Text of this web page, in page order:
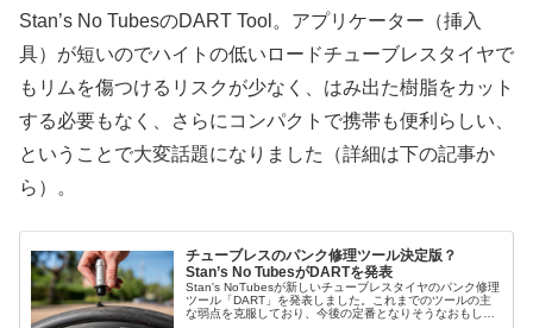
Stan’s No TubesのDART Tool。アプリケーター（挿入
具）が短いのでハイトの低いロードチューブレスタイヤで
もリムを傷つけるリスクが少なく、はみ出た樹脂をカット
する必要もなく、さらにコンパクトで携帯も便利らしい、
ということで大変話題になりました（詳細は下の記事か
ら）。
チューブレスのパンク修理ツール決定版？
Stan’s No TubesがDARTを発表
Stan's NoTubesが新しいチューブレスタイヤのパンク修理
ツール「DART」を発表しました。これまでのツールの主
な弱点を克服しており、今後の定番となりそうなおもしろ